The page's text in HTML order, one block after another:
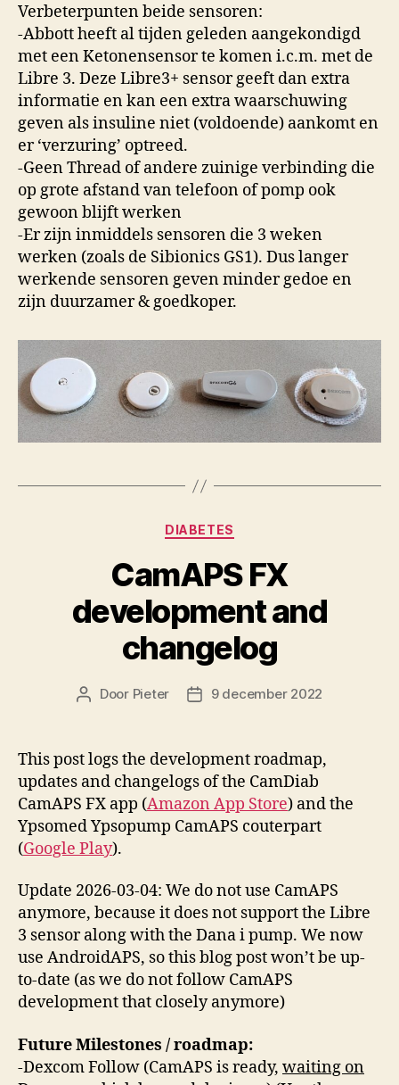
Verbeterpunten beide sensoren:
-Abbott heeft al tijden geleden aangekondigd
met een Ketonensensor te komen i.c.m. met de
Libre 3. Deze Libre3+ sensor geeft dan extra
informatie en kan een extra waarschuwing
geven als insuline niet (voldoende) aankomt en
er ‘verzuring’ optreed.
-Geen Thread of andere zuinige verbinding die
op grote afstand van telefoon of pomp ook
gewoon blijft werken
-Er zijn inmiddels sensoren die 3 weken
werken (zoals de Sibionics GS1). Dus langer
werkende sensoren geven minder gedoe en
zijn duurzamer & goedkoper.
Categorieën
DIABETES
CamAPS FX
development and
changelog
Berichtauteur
Door Pieter Berichtdatum
9 december 2022
This post logs the development roadmap,
updates and changelogs of the CamDiab
CamAPS FX app (Amazon App Store) and the
Ypsomed Ypsopump CamAPS couterpart
(Google Play).
Update 2026-03-04: We do not use CamAPS
anymore, because it does not support the Libre
3 sensor along with the Dana i pump. We now
use AndroidAPS, so this blog post won’t be up-
to-date (as we do not follow CamAPS
development that closely anymore)
Future Milestones / roadmap:
-Dexcom Follow (CamAPS is ready, waiting on